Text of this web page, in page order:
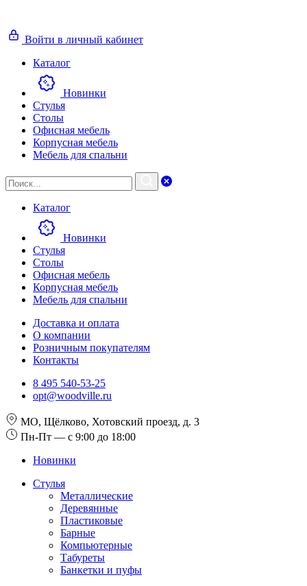
Войти в личный кабинет
Каталог
Новинки
Стулья
Столы
Офисная мебель
Корпусная мебель
Мебель для спальни
Каталог
Новинки
Стулья
Столы
Офисная мебель
Корпусная мебель
Мебель для спальни
Доставка и оплата
О компании
Розничным покупателям
Контакты
8 495 540-53-25
opt@woodville.ru
МО, Щёлково, Хотовский проезд, д. 3
Пн-Пт — с 9:00 до 18:00
Новинки
Стулья
Металлические
Деревянные
Пластиковые
Барные
Компьютерные
Табуреты
Банкетки и пуфы